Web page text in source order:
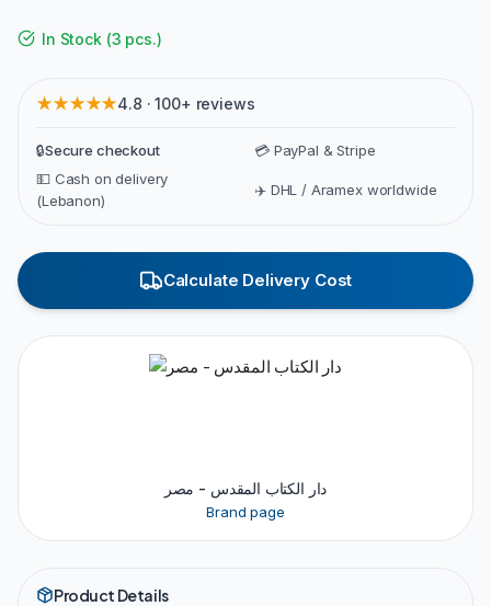
In Stock(3 pcs.)
★★★★★4.8 · 100+ reviews
🔒Secure checkout
💳 PayPal & Stripe
💵 Cash on delivery
(Lebanon)
✈️ DHL / Aramex worldwide
Calculate Delivery Cost
دار الكتاب المقدس - مصر
Brand page
Product Details